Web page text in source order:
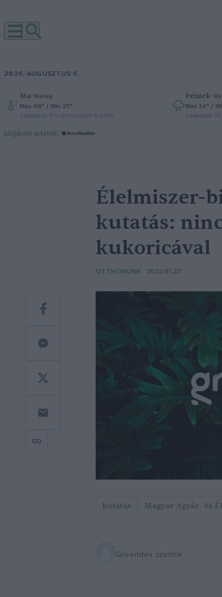
2026. AUGUSZTUS 6.
Ma–Meleg
Max 40° / Min 25°
Csapadék: 3% (0 mm)Szél: 6 km/h
Péntek–
Max 34° /
Csapadék:
időjárási adatok:
Élelmiszer-
kutatás:
kukoricával
OTTHONUNK 2022.01.23
kutatás Magyar Agrár- és
Greendex szemle